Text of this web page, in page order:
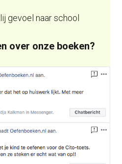
gevoel naar school
over onze boeken?